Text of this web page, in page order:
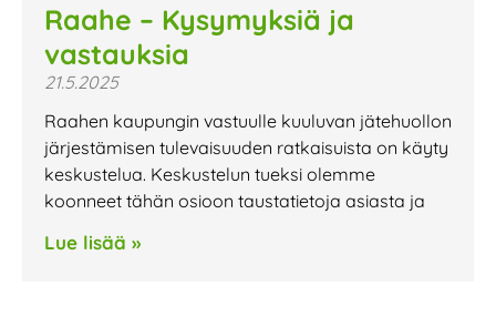
Raahe – Kysymyksiä ja
vastauksia
21.5.2025
Raahen kaupungin vastuulle kuuluvan jätehuollon
järjestämisen tulevaisuuden ratkaisuista on käyty
keskustelua. Keskustelun tueksi olemme
koonneet tähän osioon taustatietoja asiasta ja
Lue lisää »